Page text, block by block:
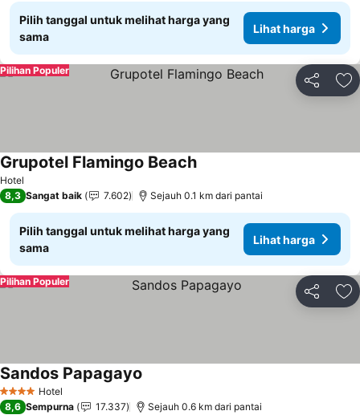
Pilih tanggal untuk melihat harga yang
sama
Lihat harga
Bagikan
Pilihan Populer
Hotel
Grupotel Flamingo BeachLihat harga
8,3 Sangat baik 7.602 Sejauh 0.1 km dari pantai
Pilih tanggal untuk melihat harga yang
sama
Lihat harga
Bagikan
Pilihan Populer
4 BintangHotel
Sandos Papagayo
8,6 Sempurna 17.337 Sejauh 0.6 km dari pantai